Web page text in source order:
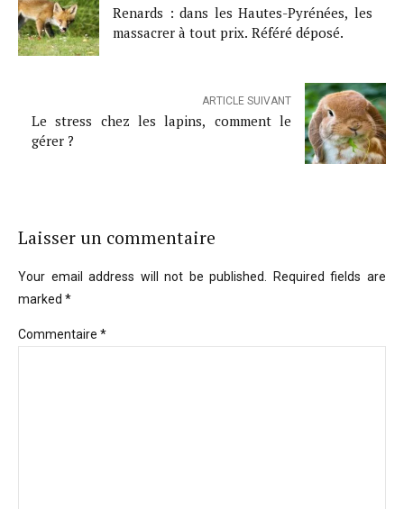
Renards : dans les Hautes-Pyrénées, les
massacrer à tout prix. Référé déposé.
ARTICLE SUIVANT
Le stress chez les lapins, comment le
gérer ?
Laisser un commentaire
Your email address will not be published. Required fields are
marked *
Commentaire *